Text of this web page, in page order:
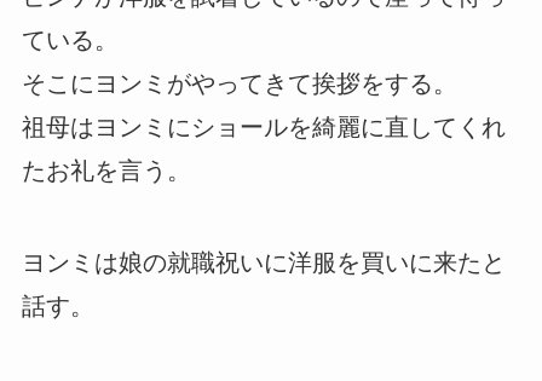
ている。
そこにヨンミがやってきて挨拶をする。
祖母はヨンミにショールを綺麗に直してくれ
たお礼を言う。
ヨンミは娘の就職祝いに洋服を買いに来たと
話す。